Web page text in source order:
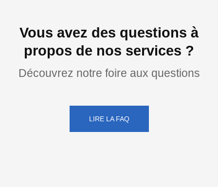
Vous avez des questions à
propos de nos services ?
Découvrez notre foire aux questions
LIRE LA FAQ